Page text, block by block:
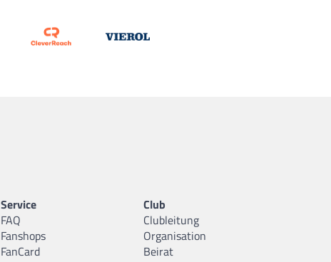
Service
FAQ
Fanshops
FanCard
Club
Clubleitung
Organisation
Beirat